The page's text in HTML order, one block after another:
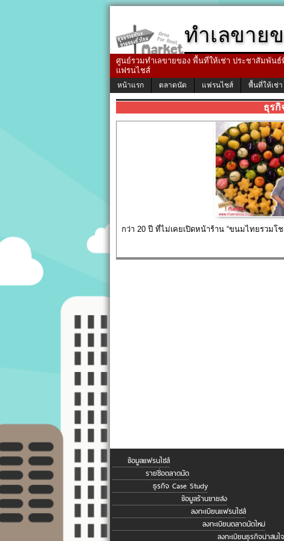
ทำเลขาย
ศูนย์รวมทำเลขายของ พื้นที่ให้เช่า ประชาสัมพัน
แฟรนไชส์
หน้าแรก ตลาดนัด แฟรนไชส์ พื้นที่ให้เช่า
ธุร
กว่า 20 ปี ที่ไม่เคยเปิดหน้าร้าน “ขนมไทยรวม
ข้อมูลแฟรนไชส์
รายชื่อตลาดนัด
ธุรกิจ Case Study
ข้อมูลร้านขายส่ง
ลงทะเบียนแฟรนไชส์
ลงทะเบียนตลาดนัดใหม่
ลงทะเบียนธุรกิจน่าสนใจ